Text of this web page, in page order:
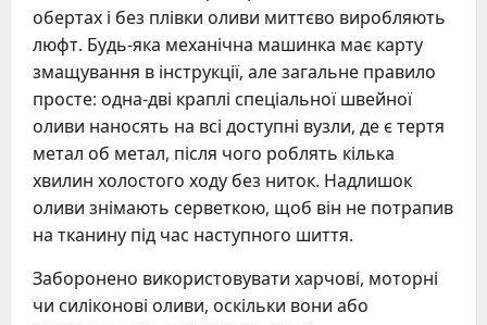
обертах і без плівки оливи миттєво виробляють
люфт. Будь-яка механічна машинка має карту
змащування в інструкції, але загальне правило
просте: одна-дві краплі спеціальної швейної
оливи наносять на всі доступні вузли, де є тертя
метал об метал, після чого роблять кілька
хвилин холостого ходу без ниток. Надлишок
оливи знімають серветкою, щоб він не потрапив
на тканину під час наступного шиття.
Заборонено використовувати харчові, моторні
чи силіконові оливи, оскільки вони або